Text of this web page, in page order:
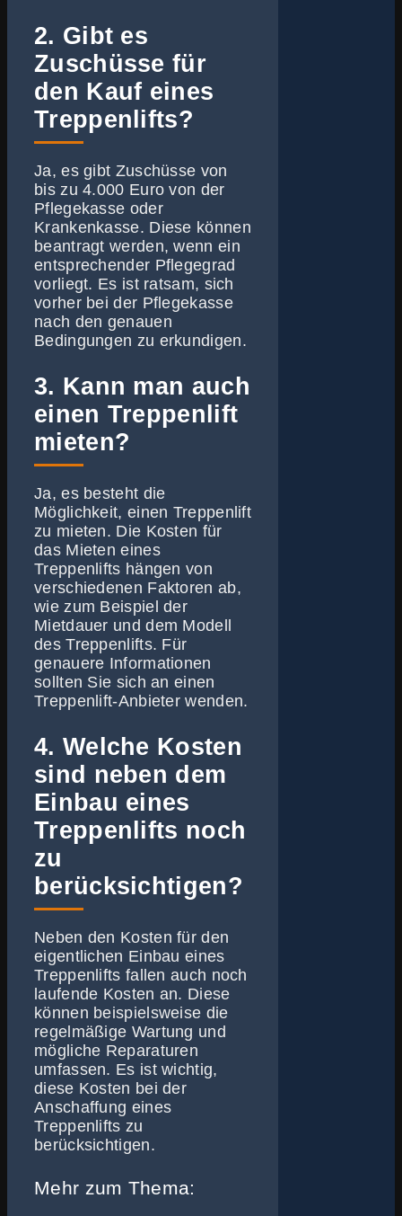
2. Gibt es
Zuschüsse für
den Kauf eines
Treppenlifts?
Ja, es gibt Zuschüsse von
bis zu 4.000 Euro von der
Pflegekasse oder
Krankenkasse. Diese können
beantragt werden, wenn ein
entsprechender Pflegegrad
vorliegt. Es ist ratsam, sich
vorher bei der Pflegekasse
nach den genauen
Bedingungen zu erkundigen.
3. Kann man auch
einen Treppenlift
mieten?
Ja, es besteht die
Möglichkeit, einen Treppenlift
zu mieten. Die Kosten für
das Mieten eines
Treppenlifts hängen von
verschiedenen Faktoren ab,
wie zum Beispiel der
Mietdauer und dem Modell
des Treppenlifts. Für
genauere Informationen
sollten Sie sich an einen
Treppenlift-Anbieter wenden.
4. Welche Kosten
sind neben dem
Einbau eines
Treppenlifts noch
zu
berücksichtigen?
Neben den Kosten für den
eigentlichen Einbau eines
Treppenlifts fallen auch noch
laufende Kosten an. Diese
können beispielsweise die
regelmäßige Wartung und
mögliche Reparaturen
umfassen. Es ist wichtig,
diese Kosten bei der
Anschaffung eines
Treppenlifts zu
berücksichtigen.
Mehr zum Thema: